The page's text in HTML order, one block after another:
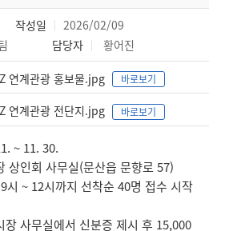
작성일
2026/02/09
담당자 황어진
연계관광 홍보물.jpg 바로보기
연계관광 전단지.jpg 바로보기
~ 11. 30.
상인회 사무실(문산읍 문향로 57)
시 ~ 12시까지 선착순 40명 접수 시작
장 사무실에서 신분증 제시 후 15,000